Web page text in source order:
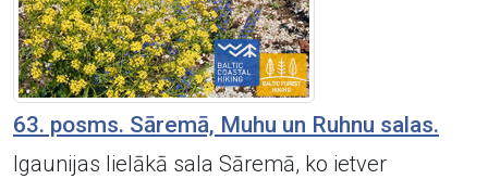
63. posms. Sāremā, Muhu un Ruhnu salas.
Igaunijas lielākā sala Sāremā, ko ietver